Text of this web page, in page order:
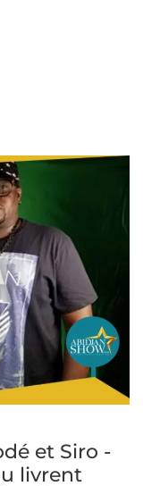
et Siro -
livrent